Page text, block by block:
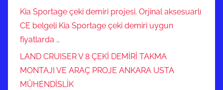
Kia Sportage çeki demiri projesi. Orjinal aksesuarlı
CE belgeli Kia Sportage çeki demiri uygun
fiyatlarda …
LAND CRUISER V 8 ÇEKİ DEMİRİ TAKMA
MONTAJI VE ARAÇ PROJE ANKARA USTA
MÜHENDİSLİK